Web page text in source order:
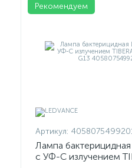
Рекомендуем
Артикул:
Лампа
с УФ-С излучением